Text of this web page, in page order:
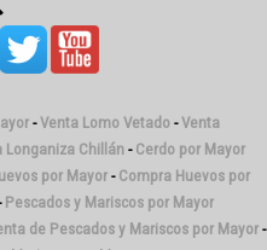
-Venta Lomo Vetado-Venta
Longaniza Chillán - Cerdo por Mayor
por Mayor - Compra Huevos por
Pescados y Mariscos por Mayor
de Pescados y Mariscos por Mayor-